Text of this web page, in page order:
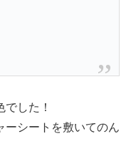
した！
シートを敷いてのん